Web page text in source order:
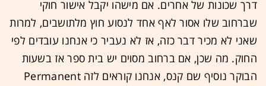
דרך שכונות של אחרים. אם מישהו יקבל אישור חוקי
שברחוב שלו אסור לאף אחד לנסוע חוץ מלתושבים, למרות
שאני לא מכיר דבר כזה, אז לא נעביר כי אנחנו עובדים לפי
החוק. מה שכן, אם ברחוב מסוים יש בית ספר אז בשעות
הבוקר נוסיף שם קנס, אנחנו קוראים לזה Permanent